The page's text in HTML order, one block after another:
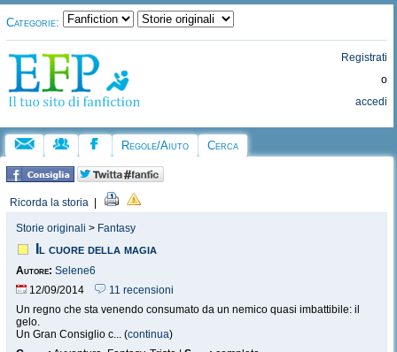
Categorie:
Registrati
o
accedi
Regole/Aiuto Cerca
Ricorda la storia
Storie originali > Fantasy
Il cuore della magia
Autore: Selene6
12/09/2014
11 recensioni
Un regno che sta venendo consumato da un nemico quasi imbattibile: il
gelo.
Un Gran Consiglio c... (continua)